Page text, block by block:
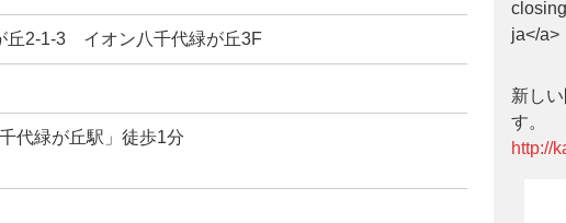
丘2-1-3 イオン八千代緑が丘3F
代緑が丘駅」徒歩1分
ja</a>
新し
す。
http://